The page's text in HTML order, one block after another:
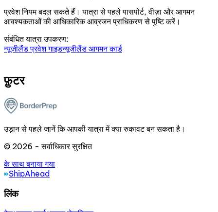
प्रवेश नियम बदल सकते हैं। यात्रा से पहले पासपोर्ट, वीज़ा और आगमन
आवश्यकताओं की आधिकारिक आव्रजन प्राधिकरण से पुष्टि करें।
संबंधित यात्रा उपकरण:
न्यूजीलैंड प्रवेश गाइडन्यूजीलैंड आगमन कार्ड
फ़ुटर
उड़ान से पहले जानें कि आपकी यात्रा में क्या रुकावट बन सकता है।
© 2026 - सर्वाधिकार सुरक्षित
के साथ बनाया गया
ShipAhead
लिंक